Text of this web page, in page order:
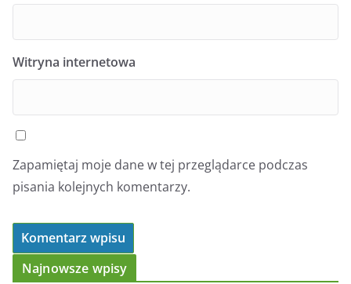
Witryna internetowa
Zapamiętaj moje dane w tej przeglądarce podczas
pisania kolejnych komentarzy.
Najnowsze wpisy